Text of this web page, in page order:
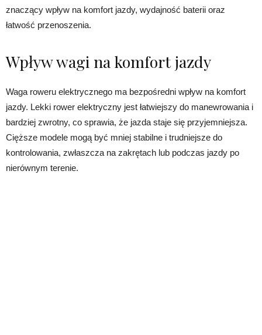
znaczący wpływ na komfort jazdy, wydajność baterii oraz
łatwość przenoszenia.
Wpływ wagi na komfort jazdy
Waga roweru elektrycznego ma bezpośredni wpływ na komfort
jazdy. Lekki rower elektryczny jest łatwiejszy do manewrowania i
bardziej zwrotny, co sprawia, że jazda staje się przyjemniejsza.
Cięższe modele mogą być mniej stabilne i trudniejsze do
kontrolowania, zwłaszcza na zakrętach lub podczas jazdy po
nierównym terenie.